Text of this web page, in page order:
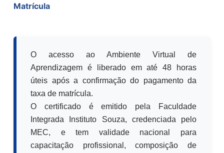
Matrícula
O acesso ao Ambiente Virtual de
Aprendizagem é liberado em até 48 horas
úteis após a confirmação do pagamento da
taxa de matrícula.
O certificado é emitido pela Faculdade
Integrada Instituto Souza, credenciada pelo
MEC, e tem validade nacional para
capacitação profissional, composição de